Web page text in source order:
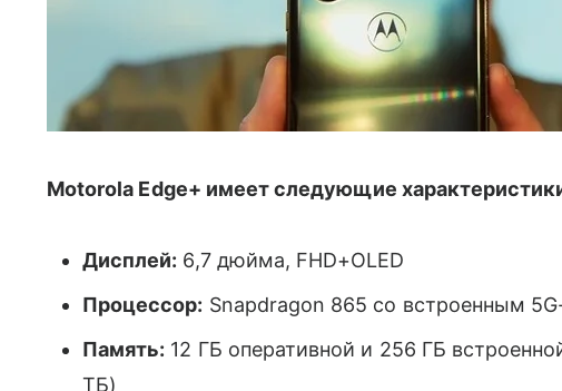
Motorola Edge+ имеет следующие
Дисплей: 6,7 дюйма, FHD+OLED
Процессор: Snapdragon 865 со встроенным
Память: 12 ГБ оперативной и 256 ГБ
ТБ)